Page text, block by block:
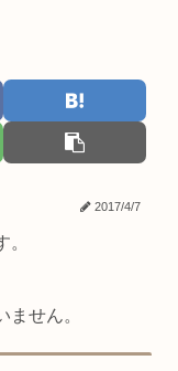
2017/4/7
せん。